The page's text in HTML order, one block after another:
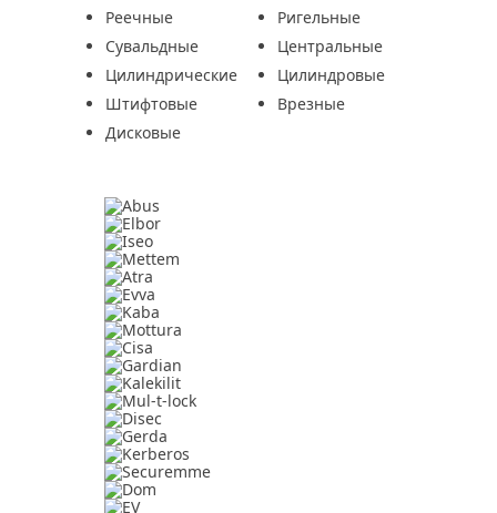
Реечные
Ригельные
Сувальдные
Центральные
Цилиндрические
Цилиндровые
Штифтовые
Врезные
Дисковые